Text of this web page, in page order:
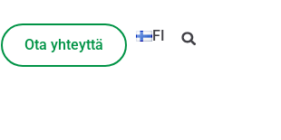
Ota yhteyttä
FI